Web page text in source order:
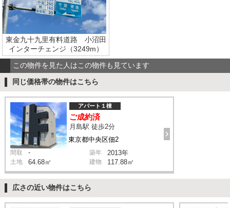
東金九十九里有料道路 小沼田
インターチェンジ（3249m）
この物件を見た人はこの物件も見ています
同じ価格帯の物件はこちら
東京都中央区佃2
アパート１棟
ご成約済
月島駅 徒歩2分
間取 - 築年 2013年
土地 64.68㎡ 建物 117.88㎡
広さの近い物件はこちら